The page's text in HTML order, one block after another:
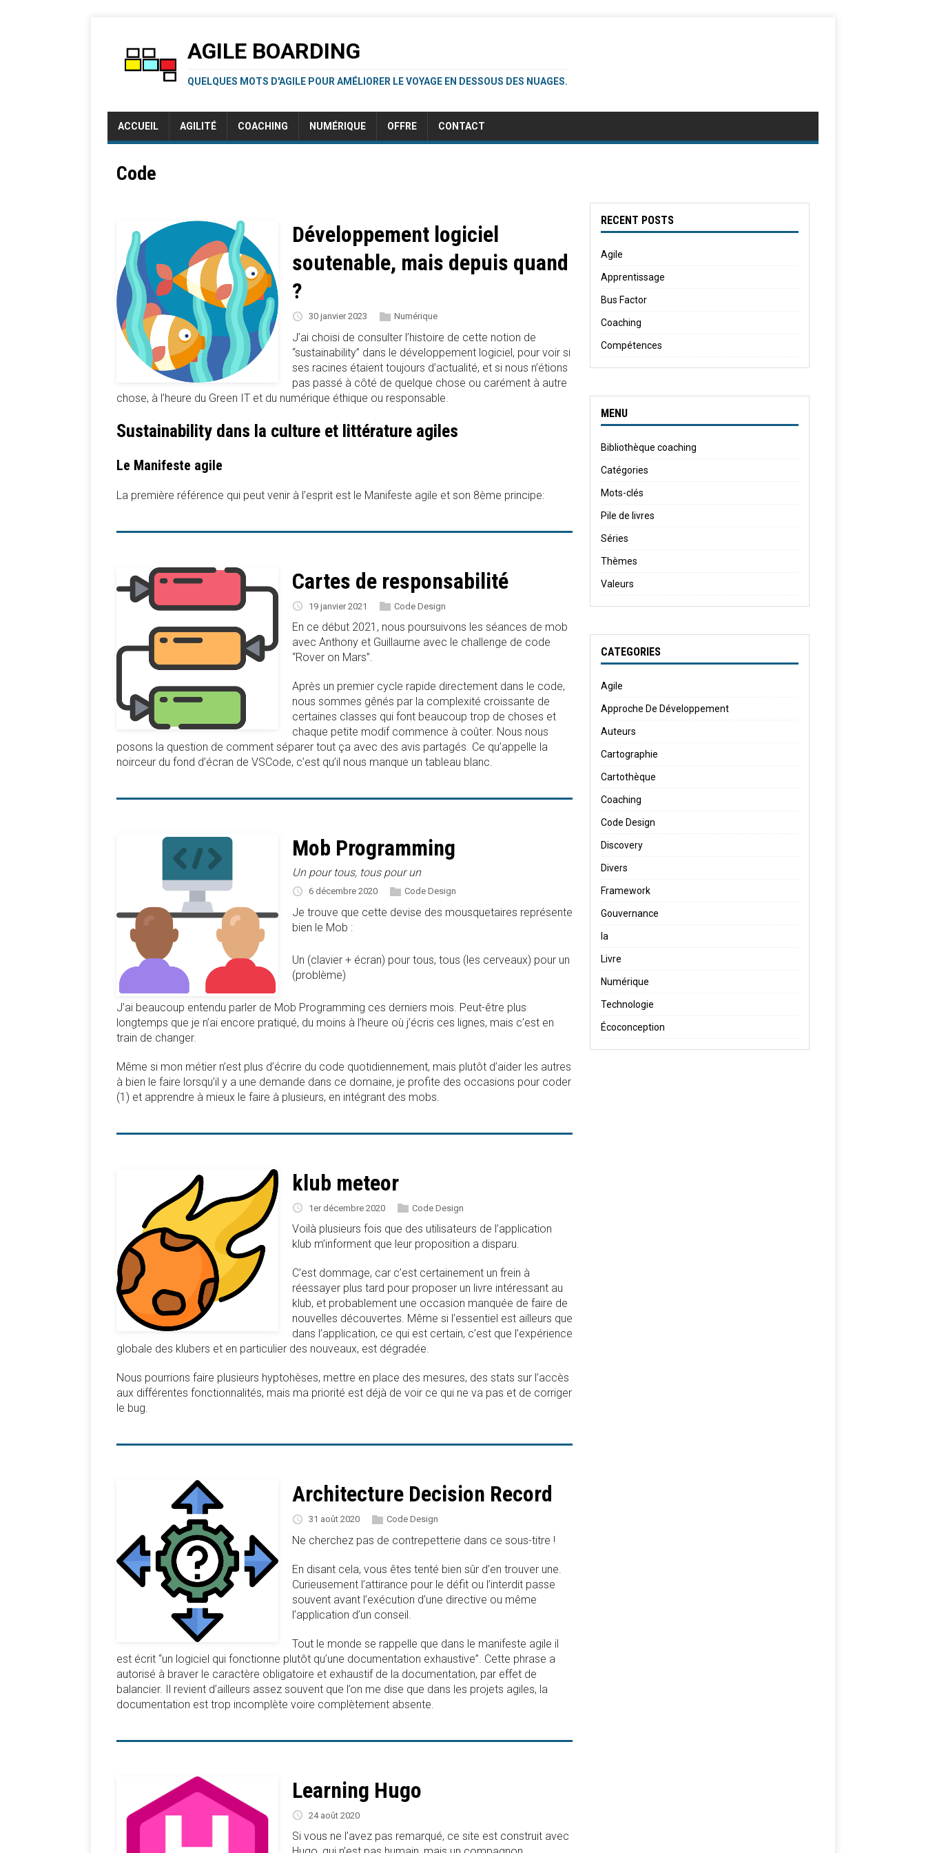
AGILE BOARDING
QUELQUES MOTS D'AGILE POUR AMÉLIORER LE VOYAGE EN DESSOUS DES NUAGES.
ACCUEIL AGILITÉ COACHING NUMÉRIQUE OFFRE CONTACT
Code
Développement logiciel
soutenable, mais depuis quand
?
30 janvier 2023 Numérique
J’ai choisi de consulter l’histoire de cette notion de
“sustainability” dans le développement logiciel, pour voir si
ses racines étaient toujours d’actualité, et si nous n’étions
pas passé à côté de quelque chose ou carément à autre
chose, à l’heure du Green IT et du numérique éthique ou responsable.
Sustainability dans la culture et littérature agiles
Le Manifeste agile
La première référence qui peut venir à l’esprit est le Manifeste agile et son 8ème principe:
Cartes de responsabilité
19 janvier 2021 Code Design
En ce début 2021, nous poursuivons les séances de mob
avec Anthony et Guillaume avec le challenge de code
“Rover on Mars”.
Après un premier cycle rapide directement dans le code,
nous sommes gênés par la complexité croissante de
certaines classes qui font beaucoup trop de choses et
chaque petite modif commence à coûter. Nous nous
posons la question de comment séparer tout ça avec des avis partagés. Ce qu’appelle la
noirceur du fond d’écran de VSCode, c’est qu’il nous manque un tableau blanc.
Mob Programming
Un pour tous, tous pour un
6 décembre 2020 Code Design
Je trouve que cette devise des mousquetaires représente
bien le Mob :
Un (clavier + écran) pour tous, tous (les cerveaux) pour un
(problème)
J’ai beaucoup entendu parler de Mob Programming ces derniers mois. Peut-être plus
longtemps que je n’ai encore pratiqué, du moins à l’heure où j’écris ces lignes, mais c’est en
train de changer.
Même si mon métier n’est plus d’écrire du code quotidiennement, mais plutôt d’aider les autres
à bien le faire lorsqu’il y a une demande dans ce domaine, je profite des occasions pour coder
(1) et apprendre à mieux le faire à plusieurs, en intégrant des mobs.
klub meteor
1er décembre 2020 Code Design
Voilà plusieurs fois que des utilisateurs de l’application
klub m’informent que leur proposition a disparu.
C’est dommage, car c’est certainement un frein à
réessayer plus tard pour proposer un livre intéressant au
klub, et probablement une occasion manquée de faire de
nouvelles découvertes. Même si l’essentiel est ailleurs que
dans l’application, ce qui est certain, c’est que l’expérience
globale des klubers et en particulier des nouveaux, est dégradée.
Nous pourrions faire plusieurs hyptohèses, mettre en place des mesures, des stats sur l’accès
aux différentes fonctionnalités, mais ma priorité est déjà de voir ce qui ne va pas et de corriger
le bug.
Architecture Decision Record
31 août 2020 Code Design
Ne cherchez pas de contrepetterie dans ce sous-titre !
En disant cela, vous êtes tenté bien sûr d’en trouver une.
Curieusement l’attirance pour le défit ou l’interdit passe
souvent avant l’exécution d’une directive ou même
l’application d’un conseil.
Tout le monde se rappelle que dans le manifeste agile il
est écrit “un logiciel qui fonctionne plutôt qu’une documentation exhaustive”. Cette phrase a
autorisé à braver le caractère obligatoire et exhaustif de la documentation, par effet de
balancier. Il revient d’ailleurs assez souvent que l’on me dise que dans les projets agiles, la
documentation est trop incomplète voire complètement absente.
Learning Hugo
24 août 2020
Si vous ne l’avez pas remarqué, ce site est construit avec
RECENT POSTS
Agile
Apprentissage
Bus Factor
Coaching
Compétences
MENU
Bibliothèque coaching
Catégories
Mots-clés
Pile de livres
Séries
Thèmes
Valeurs
CATEGORIES
Agile
Approche De Développement
Auteurs
Cartographie
Cartothèque
Coaching
Code Design
Discovery
Divers
Framework
Gouvernance
Ia
Livre
Numérique
Technologie
Écoconception